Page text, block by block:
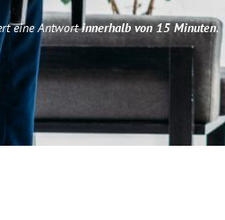
eine Antwortinnerhalb von 15 Minuten.